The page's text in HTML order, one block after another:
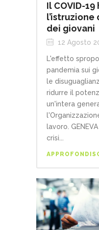
Il COVID-
l’istruzione
dei giovani
12 Agosto
L'effetto
pandemia sui
le
ridurre il
un'intera
lavoro.
crisi...